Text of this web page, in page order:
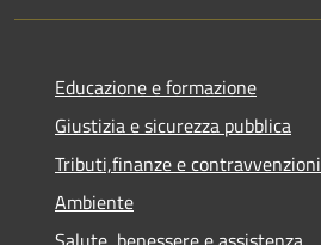
Educazione e formazione
Giustizia e sicurezza pubblica
Tributi,finanze e contravvenzioni
Ambiente